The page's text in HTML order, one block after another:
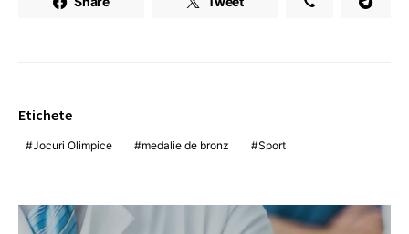
Etichete
Jocuri Olimpice medalie de bronz Sport